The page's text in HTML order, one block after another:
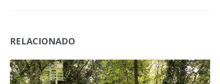
RELACIONADO